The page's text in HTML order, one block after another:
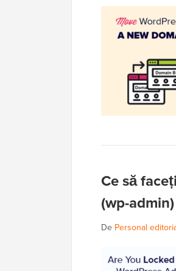
Ce să
(wp-admin)
De Personal